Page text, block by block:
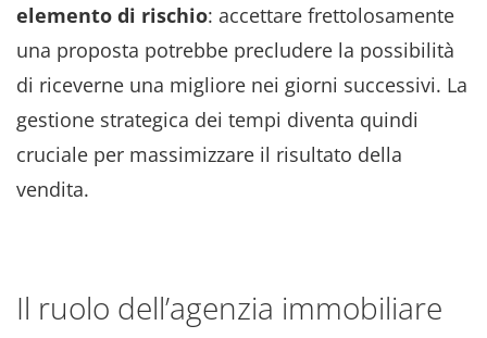
elemento di rischio: accettare frettolosamente
una proposta potrebbe precludere la possibilità
di riceverne una migliore nei giorni successivi. La
gestione strategica dei tempi diventa quindi
cruciale per massimizzare il risultato della
vendita.
Il ruolo dell’agenzia immobiliare